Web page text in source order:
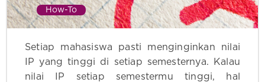
How-To
Setiap mahasiswa pasti menginginkan nilai
IP yang tinggi di setiap semesternya. Kalau
nilai IP setiap semestermu tinggi, hal